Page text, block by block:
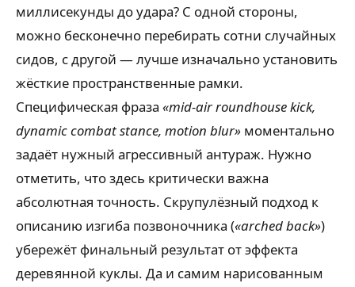
миллисекунды до удара? С одной стороны,
можно бесконечно перебирать сотни случайных
сидов, с другой — лучше изначально установить
жёсткие пространственные рамки.
Специфическая фраза «mid-air roundhouse kick,
dynamic combat stance, motion blur» моментально
задаёт нужный агрессивный антураж. Нужно
отметить, что здесь критически важна
абсолютная точность. Скрупулёзный подход к
описанию изгиба позвоночника («arched back»)
убережёт финальный результат от эффекта
деревянной куклы. Да и самим нарисованным